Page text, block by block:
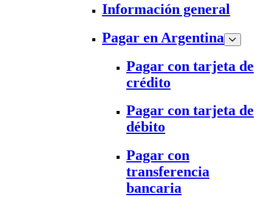
Información general
Pagar en Argentina
Pagar con tarjeta de
crédito
Pagar con tarjeta de
débito
Pagar con
transferencia
bancaria